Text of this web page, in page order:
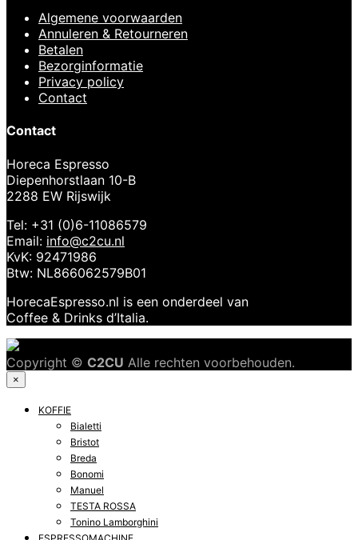
Algemene voorwaarden
Annuleren & Retourneren
Betalen
Bezorginformatie
Privacy policy
Contact
Contact
Horeca Espresso
Diepenhorstlaan 10-B
2288 EW Rijswijk
Tel: +31 (0)6-11086579
Email: info@c2cu.nl
KvK: 92471986
Btw: NL866062579B01
HorecaEspresso.nl is een onderdeel van
Coffee & Drinks d’Italia.
Copyright © C2CU Alle rechten voorbehouden.
×
KOFFIE
Bialetti
Bristot
Breda
Bonomi
Manuel
TESTA ROSSA
Tonino Lamborghini
ESPRESSOMACHINE